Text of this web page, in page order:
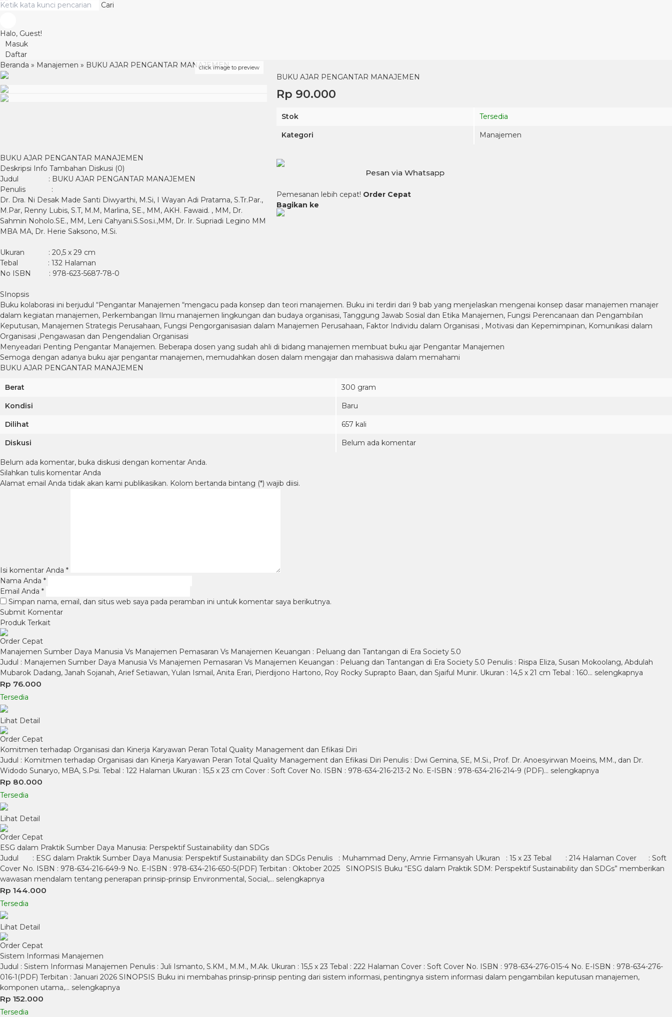
Cari
Halo, Guest!
Masuk
Daftar
Beranda » Manajemen » BUKU AJAR PENGANTAR MANAJEMENclick image to preview
BUKU AJAR PENGANTAR MANAJEMEN
Rp 90.000
Stok Tersedia
Kategori Manajemen
Pesan via Whatsapp
Pemesanan lebih cepat! Order Cepat
Bagikan ke
BUKU AJAR PENGANTAR MANAJEMEN
Deskripsi Info Tambahan Diskusi (0)
Judul : BUKU AJAR PENGANTAR MANAJEMEN
Penulis :
Dr. Dra. Ni Desak Made Santi Diwyarthi, M.Si, I Wayan Adi Pratama, S.Tr.Par.,
M.Par, Renny Lubis, S.T, M.M, Marlina, SE., MM, AKH. Fawaid. , MM, Dr.
Sahmin Noholo.SE., MM, Leni Cahyani.S.Sos.i.,MM, Dr. Ir. Supriadi Legino MM
MBA MA, Dr. Herie Saksono, M.Si.
Ukuran : 20,5 x 29 cm
Tebal : 132 Halaman
No ISBN : 978-623-5687-78-0
SInopsis
Buku kolaborasi ini berjudul “Pengantar Manajemen “mengacu pada konsep dan teori manajemen. Buku ini terdiri dari 9 bab yang menjelaskan mengenai konsep dasar manajemen manajer
dalam kegiatan manajemen, Perkembangan Ilmu manajemen lingkungan dan budaya organisasi, Tanggung Jawab Sosial dan Etika Manajemen, Fungsi Perencanaan dan Pengambilan
Keputusan, Manajemen Strategis Perusahaan, Fungsi Pengorganisasian dalam Manajemen Perusahaan, Faktor Individu dalam Organisasi , Motivasi dan Kepemimpinan, Komunikasi dalam
Organisasi ,Pengawasan dan Pengendalian Organisasi
Menyeadari Penting Pengantar Manajemen. Beberapa dosen yang sudah ahli di bidang manajemen membuat buku ajar Pengantar Manajemen
Semoga dengan adanya buku ajar pengantar manajemen, memudahkan dosen dalam mengajar dan mahasiswa dalam memahami
BUKU AJAR PENGANTAR MANAJEMEN
Berat 300 gram
Kondisi Baru
Dilihat 657 kali
Diskusi Belum ada komentar
Belum ada komentar, buka diskusi dengan komentar Anda.
Silahkan tulis komentar Anda
Alamat email Anda tidak akan kami publikasikan. Kolom bertanda bintang (*) wajib diisi.
Isi komentar Anda *
Nama Anda *
Email Anda *
Simpan nama, email, dan situs web saya pada peramban ini untuk komentar saya berikutnya.
Produk Terkait
Order Cepat
Manajemen Sumber Daya Manusia Vs Manajemen Pemasaran Vs Manajemen Keuangan : Peluang dan Tantangan di Era Society 5.0
Judul : Manajemen Sumber Daya Manusia Vs Manajemen Pemasaran Vs Manajemen Keuangan : Peluang dan Tantangan di Era Society 5.0 Penulis : Rispa Eliza, Susan Mokoolang, Abdulah
Mubarok Dadang, Janah Sojanah, Arief Setiawan, Yulan Ismail, Anita Erari, Pierdijono Hartono, Roy Rocky Suprapto Baan, dan Sjaiful Munir. Ukuran : 14,5 x 21 cm Tebal : 160… selengkapnya
Rp 76.000
Tersedia
Lihat Detail
Order Cepat
Komitmen terhadap Organisasi dan Kinerja Karyawan Peran Total Quality Management dan Efikasi Diri
Judul : Komitmen terhadap Organisasi dan Kinerja Karyawan Peran Total Quality Management dan Efikasi Diri Penulis : Dwi Gemina, SE, M.Si., Prof. Dr. Anoesyirwan Moeins, MM., dan Dr.
Widodo Sunaryo, MBA, S.Psi. Tebal : 122 Halaman Ukuran : 15,5 x 23 cm Cover : Soft Cover No. ISBN : 978-634-216-213-2 No. E-ISBN : 978-634-216-214-9 (PDF)… selengkapnya
Rp 80.000
Tersedia
Lihat Detail
Order Cepat
ESG dalam Praktik Sumber Daya Manusia: Perspektif Sustainability dan SDGs
Judul : ESG dalam Praktik Sumber Daya Manusia: Perspektif Sustainability dan SDGs Penulis : Muhammad Deny, Amrie Firmansyah Ukuran : 15 x 23 Tebal : 214 Halaman Cover : Soft
Cover No. ISBN : 978-634-216-649-9 No. E-ISBN : 978-634-216-650-5(PDF) Terbitan : Oktober 2025 SINOPSIS Buku “ESG dalam Praktik SDM: Perspektif Sustainability dan SDGs” memberikan
wawasan mendalam tentang penerapan prinsip-prinsip Environmental, Social,… selengkapnya
Rp 144.000
Tersedia
Lihat Detail
Order Cepat
Sistem Informasi Manajemen
Judul : Sistem Informasi Manajemen Penulis : Juli Ismanto, S.KM., M.M., M.Ak. Ukuran : 15,5 x 23 Tebal : 222 Halaman Cover : Soft Cover No. ISBN : 978-634-276-015-4 No. E-ISBN : 978-634-276-
016-1(PDF) Terbitan : Januari 2026 SINOPSIS Buku ini membahas prinsip-prinsip penting dari sistem informasi, pentingnya sistem informasi dalam pengambilan keputusan manajemen,
komponen utama,… selengkapnya
Rp 152.000
Tersedia